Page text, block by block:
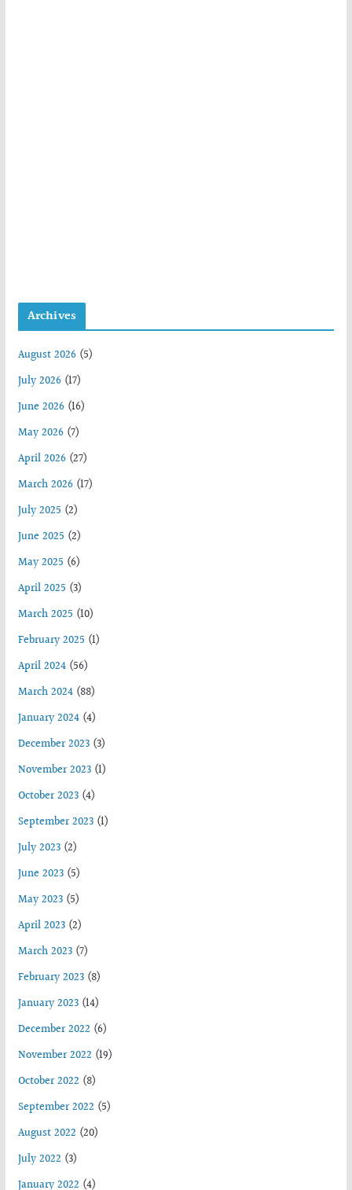
Archives
August 2026(5)
July 2026(17)
June 2026(16)
May 2026(7)
April 2026(27)
March 2026(17)
July 2025 (2)
June 2025 (2)
May 2025 (6)
April 2025 (3)
March 2025 (10)
February 2025 (1)
April 2024(56)
March 2024(88)
January 2024(4)
December 2023(3)
November 2023(1)
October 2023(4)
September 2023(1)
July 2023(2)
June 2023(5)
May 2023(5)
April 2023(2)
March 2023(7)
February 2023(8)
January 2023(14)
December 2022 (6)
November 2022 (19)
October 2022 (8)
September 2022 (5)
August 2022 (20)
July 2022 (3)
January 2022 (4)